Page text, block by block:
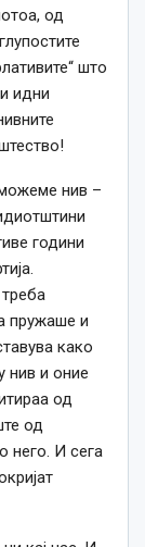
од
што
идни
нив –
години
пружаше и
како
нив и оние
од
од
него. И сега